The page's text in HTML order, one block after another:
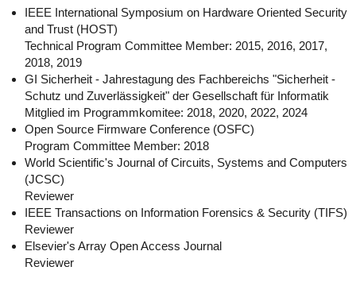
IEEE International Symposium on Hardware Oriented Security
and Trust (HOST)
Technical Program Committee Member: 2015, 2016, 2017,
2018, 2019
GI Sicherheit - Jahrestagung des Fachbereichs "Sicherheit -
Schutz und Zuverlässigkeit" der Gesellschaft für Informatik
Mitglied im Programmkomitee: 2018, 2020, 2022, 2024
Open Source Firmware Conference (OSFC)
Program Committee Member: 2018
World Scientific's Journal of Circuits, Systems and Computers
(JCSC)
Reviewer
IEEE Transactions on Information Forensics & Security (TIFS)
Reviewer
Elsevier's Array Open Access Journal
Reviewer